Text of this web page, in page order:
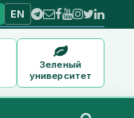
EN
Зеленый
университет